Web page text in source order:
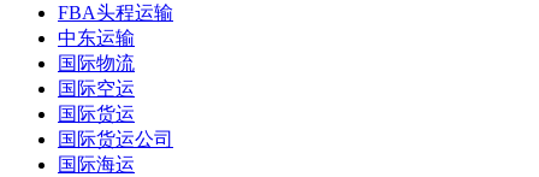
FBA头程运输
中东运输
国际物流
国际空运
国际货运
国际货运公司
国际海运